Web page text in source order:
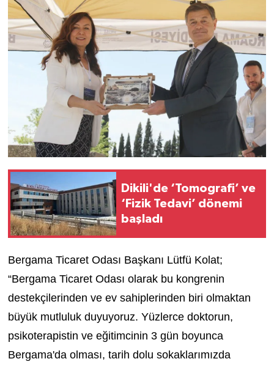
Dikili'de ‘Tomografi’ ve
‘Fizik Tedavi’ dönemi
başladı
Bergama Ticaret Odası Başkanı Lütfü Kolat;
“Bergama Ticaret Odası olarak bu kongrenin
destekçilerinden ve ev sahiplerinden biri olmaktan
büyük mutluluk duyuyoruz. Yüzlerce doktorun,
psikoterapistin ve eğitimcinin 3 gün boyunca
Bergama'da olması, tarih dolu sokaklarımızda